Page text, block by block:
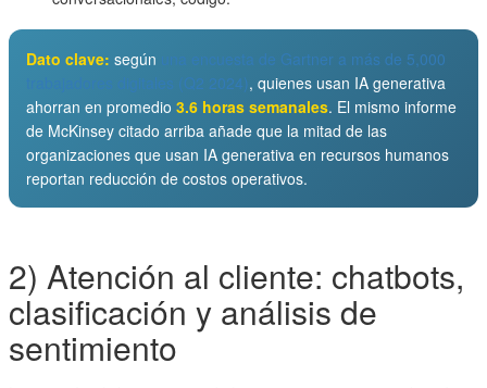
Dato clave: según una encuesta de Gartner a más de 5,000
trabajadores digitales (Q2 2024), quienes usan IA generativa
ahorran en promedio 3.6 horas semanales. El mismo informe
de McKinsey citado arriba añade que la mitad de las
organizaciones que usan IA generativa en recursos humanos
reportan reducción de costos operativos.
2) Atención al cliente: chatbots,
clasificación y análisis de
sentimiento